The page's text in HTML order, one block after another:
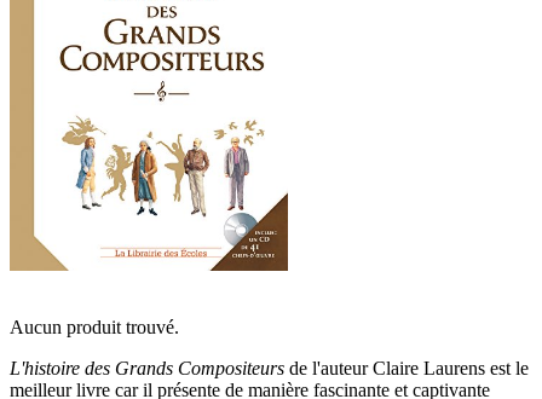
Aucun produit trouvé.
L'histoire des Grands Compositeurs de l'auteur Claire Laurens est le
meilleur livre car il présente de manière fascinante et captivante